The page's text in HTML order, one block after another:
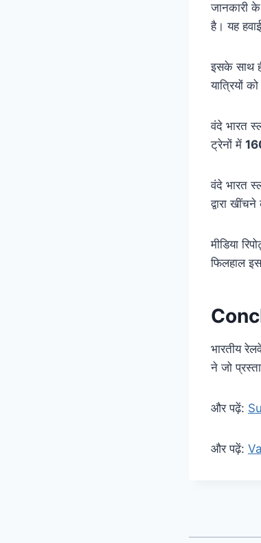
जानकारी
है। यह
इसके साथ
यात्रियों
वंदे भारत
ट्रेनों में
वंदे भारत
द्वारा
मीडिया
फिलहाल
भारतीय
ने जो
और पढ़ें:
और पढ़ें: